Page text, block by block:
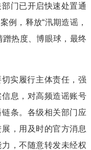
门已开启快速处置通
例，释放“汛期造谣，
蹭热度、博眼球，最终
实履行主体责任，强
息，对高频造谣账号
条。各级相关部门应
，用及时的官方消息
，不随意转发未经权